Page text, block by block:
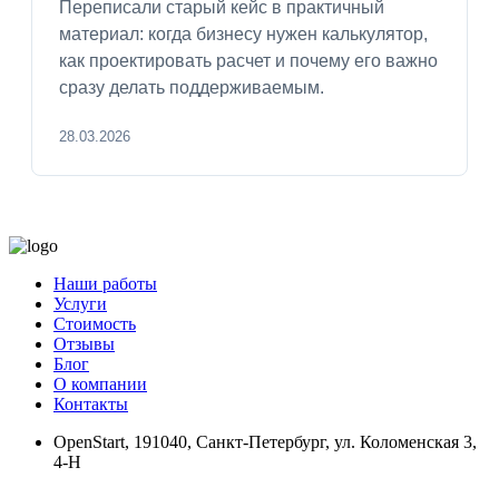
Переписали старый кейс в практичный
материал: когда бизнесу нужен калькулятор,
как проектировать расчет и почему его важно
сразу делать поддерживаемым.
28.03.2026
Наши работы
Услуги
Стоимость
Отзывы
Блог
О компании
Контакты
OpenStart, 191040, Санкт-Петербург, ул. Коломенская 3,
4-Н